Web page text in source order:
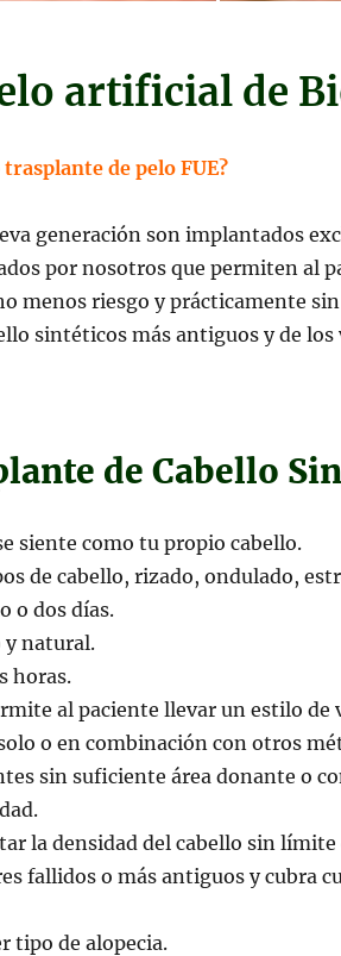
artificial de
de pelo FUE?
generación son implantados
por nosotros que permiten al
menos riesgo y prácticamente
sintéticos más antiguos y de
de Cabello
siente como tu propio cabello.
de cabello, rizado, ondulado,
o dos días.
y natural.
horas.
al paciente llevar un estilo de
o en combinación con otros
sin suficiente área donante o
la densidad del cabello sin límite
fallidos o más antiguos y cubra
tipo de alopecia.